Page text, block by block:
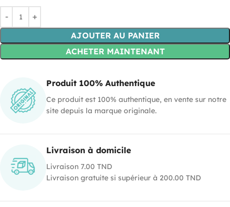
AJOUTER AU PANIER
ACHETER MAINTENANT
Produit 100% Authentique
Ce produit est 100% authentique, en vente sur notre
site depuis la marque originale.
Livraison à domicile
Livraison 7.00 TND
Livraison gratuite si supérieur à 200.00 TND